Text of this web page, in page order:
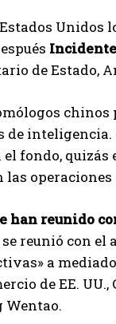
Unidos
de Estado,
de inteligencia.
fondo,
han reunido
reunió con
a
de EE.
Wentao.